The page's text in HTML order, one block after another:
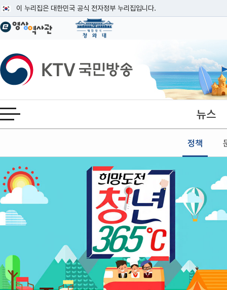
이 누리집은 대한민국 공식 전자정부 누리집입니다.
공식 누리집 주소 확인하기
이밖에 or.kr 또는 .kr등 다른 도메인 주소를 사용하고 있다면 아래 URL에서
운영중인 공식 누리집보기
KTV국민방송
전체메뉴 열기 뉴스
정책
본문